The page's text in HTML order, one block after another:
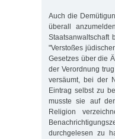
Auch die
überall
Staatsanwaltschaft
"Verstoßes
Gesetzes über die
der Verordnung
versäumt, bei der
Eintrag selbst zu
musste sie auf
Religion
durchgelesen zu